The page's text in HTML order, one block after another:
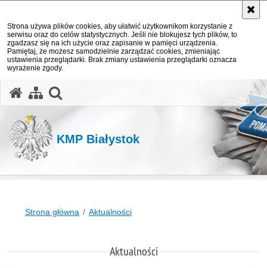
Strona używa plików cookies, aby ułatwić użytkownikom korzystanie z
serwisu oraz do celów statystycznych. Jeśli nie blokujesz tych plików, to
zgadzasz się na ich użycie oraz zapisanie w pamięci urządzenia.
Pamiętaj, że możesz samodzielnie zarządzać cookies, zmieniając
ustawienia przeglądarki. Brak zmiany ustawienia przeglądarki oznacza
wyrażenie zgody.
KMP Białystok
Strona główna Aktualności
Aktualności